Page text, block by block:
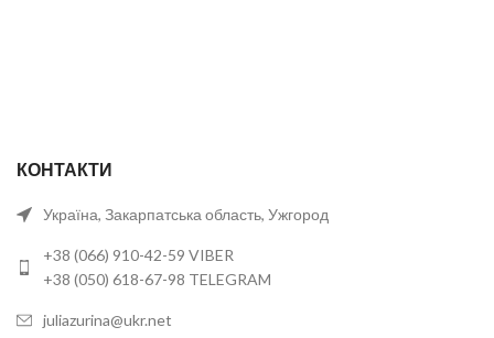
КОНТАКТИ
Україна, Закарпатська область, Ужгород
+38 (066) 910-42-59 VIBER
+38 (050) 618-67-98 TELEGRAM
juliazurina@ukr.net